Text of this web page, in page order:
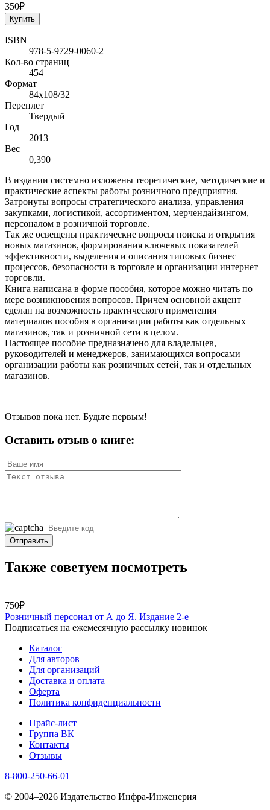
350₽
Купить
ISBN
978-5-9729-0060-2
Кол-во страниц
454
Формат
84x108/32
Переплет
Твердый
Год
2013
Вес
0,390
В издании системно изложены теоретические, методические и
практические аспекты работы розничного предприятия.
Затронуты вопросы стратегического анализа, управления
закупками, логистикой, ассортиментом, мерчендайзингом,
персоналом в розничной торговле.
Так же освещены практические вопросы поиска и открытия
новых магазинов, формирования ключевых показателей
эффективности, выделения и описания типовых бизнес
процессов, безопасности в торговле и организации интернет
торговли.
Книга написана в форме пособия, которое можно читать по
мере возникновения вопросов. Причем основной акцент
сделан на возможность практического применения
материалов пособия в организации работы как отдельных
магазинов, так и розничной сети в целом.
Настоящее пособие предназначено для владельцев,
руководителей и менеджеров, занимающихся вопросами
организации работы как розничных сетей, так и отдельных
магазинов.
Отзывов пока нет. Будьте первым!
Оставить отзыв о книге:
Отправить
Также советуем посмотреть
750₽
Розничный персонал от А до Я. Издание 2-е
Подписаться на ежемесячную рассылку новинок
Каталог
Для авторов
Для организаций
Доставка и оплата
Оферта
Политика конфиденциальности
Прайс-лист
Группа ВК
Контакты
Отзывы
8-800-250-66-01
© 2004–2026 Издательство Инфра-Инженерия